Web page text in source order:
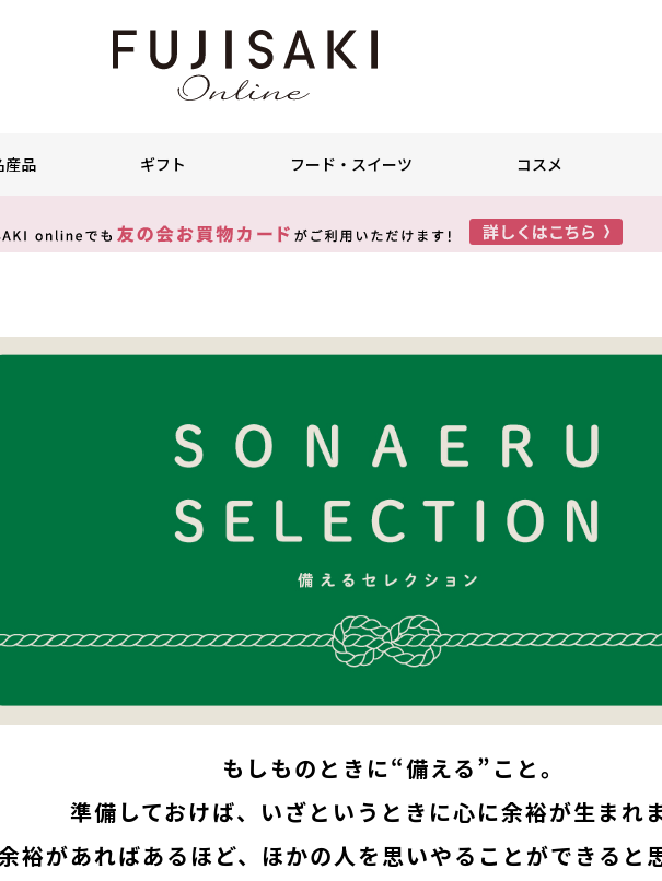
産品 ギフト フード・スイーツ コスメ
もしものときに“備える”こと。
準備しておけば、 いざというときに心に余裕が生まれま
裕があればあるほど、 ほかの人を思いやることができると